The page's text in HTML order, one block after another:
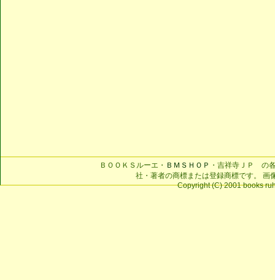
ＢＯＯＫＳルーエ・ ＢＭＳＨＯＰ ・吉祥寺ＪＰ の
社・著者の商標または登録商標です。 画
Copyright (C) 2001 books